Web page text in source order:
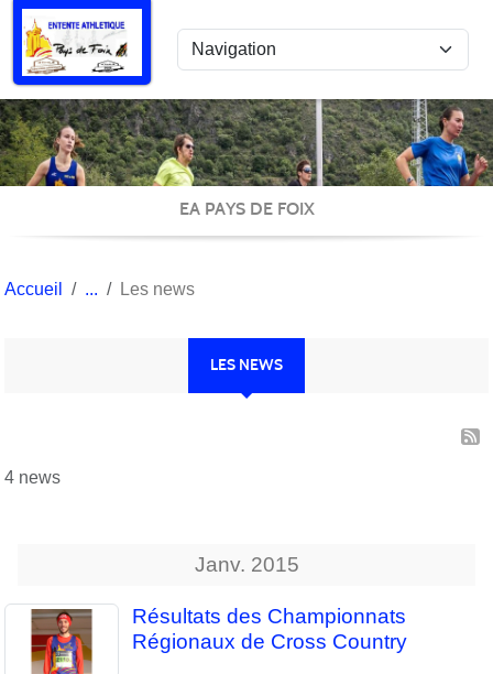
EA PAYS DE FOIX
Accueil Les news
LES NEWS
4 news
Janv. 2015
Résultats des Championnats
Régionaux de Cross Country
Panneau de gestion des cookies